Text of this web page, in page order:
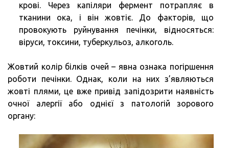
крові. Через капіляри фермент потрапляє в
тканини ока, і він жовтіє. До факторів, що
провокують руйнування печінки, відносяться:
віруси, токсини, туберкульоз, алкоголь.
Жовтий колір білків очей – явна ознака погіршення
роботи печінки. Однак, коли на них з’являються
жовті плями, це вже привід запідозрити наявність
очної алергії або однієї з патологій зорового
органу: